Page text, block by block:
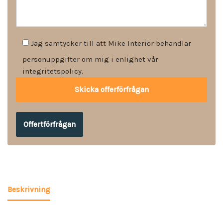
Jag samtycker till att Mike Interiör behandlar
personuppgifter om mig i enlighet vår
integritetspolicy.
Offertförfrågan
Beskrivning